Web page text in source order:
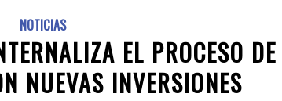
NOTICIAS
EL PROCESO DE
NUEVAS INVERSIONES